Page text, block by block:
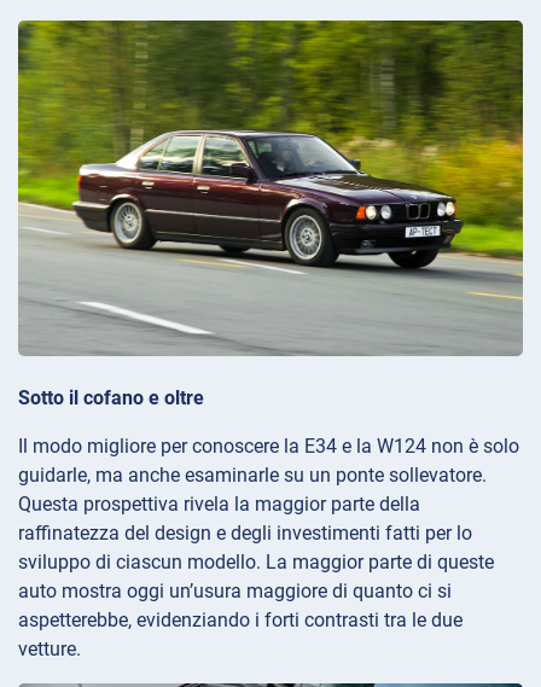
Sotto il cofano e oltre
Il modo migliore per conoscere la E34 e la W124 non è solo
guidarle, ma anche esaminarle su un ponte sollevatore.
Questa prospettiva rivela la maggior parte della
raffinatezza del design e degli investimenti fatti per lo
sviluppo di ciascun modello. La maggior parte di queste
auto mostra oggi un’usura maggiore di quanto ci si
aspetterebbe, evidenziando i forti contrasti tra le due
vetture.